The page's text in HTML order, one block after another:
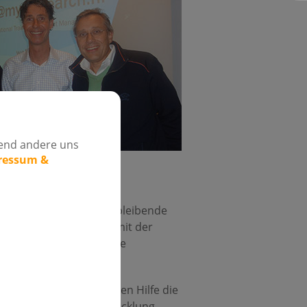
andere uns
&
werden in das bleibende
in Kombination mit der
auch auf eine spätere
sind Geräte, mit deren Hilfe die